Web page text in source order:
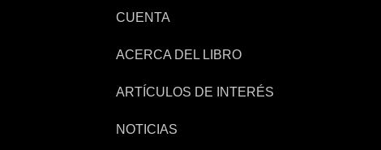
CUENTA
ACERCA DEL LIBRO
ARTÍCULOS DE INTERÉS
NOTICIAS